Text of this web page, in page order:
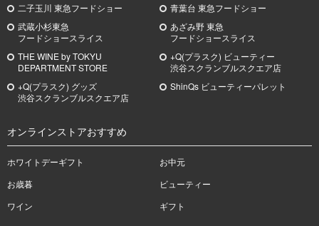
二子玉川 東急フードショー
青葉台 東急フードショー
武蔵小杉東急
フードショースライス
あざみ野東急
フードショースライス
THE WINE by TOKYU
DEPARTMENT STORE
+Q(プラスク) ビューティー
渋谷スクランブルスクエア店
+Q(プラスク) グッズ
渋谷スクランブルスクエア店
ShinQs ビューティーパレット
オンラインストアおすすめ
ホワイトデーギフト
お中元
お歳暮
ビューティー
ワイン
ギフト